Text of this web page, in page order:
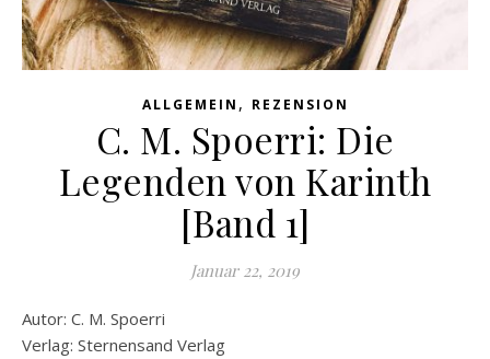
ALLGEMEIN , REZENSION
C. M. Spoerri: Die
Legenden von Karinth
[Band 1]
Januar 22, 2019
Autor: C. M. Spoerri
Verlag: Sternensand Verlag